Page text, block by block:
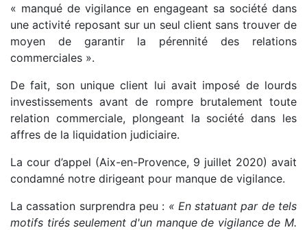
« manqué de vigilance en engageant sa société dans
une activité reposant sur un seul client sans trouver de
moyen de garantir la pérennité des relations
commerciales ».
De fait, son unique client lui avait imposé de lourds
investissements avant de rompre brutalement toute
relation commerciale, plongeant la société dans les
affres de la liquidation judiciaire.
La cour d’appel (Aix-en-Provence, 9 juillet 2020) avait
condamné notre dirigeant pour manque de vigilance.
La cassation surprendra peu : « En statuant par de tels
motifs tirés seulement d'un manque de vigilance de M.